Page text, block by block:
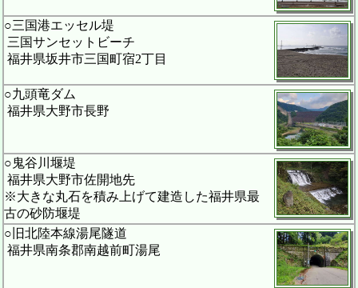
○三国港エッセル堤
三国サンセットビーチ
福井県坂井市三国町宿2丁目
○九頭竜ダム
福井県大野市長野
○鬼谷川堰堤
福井県大野市佐開地先
※大きな丸石を積み上げて建造した福井県最
古の砂防堰堤
○旧北陸本線湯尾隧道
福井県南条郡南越前町湯尾